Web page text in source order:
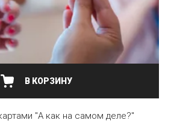
В КОРЗИНУ
"А как на самом деле?"